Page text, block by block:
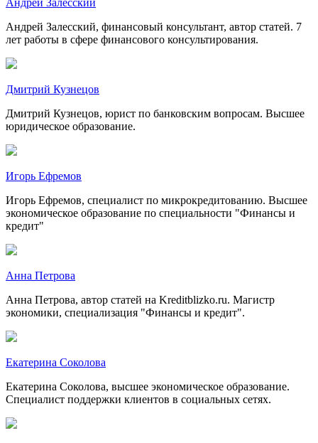
Андрей Залесский
Андрей Залесский, финансовый консультант, автор статей. 7
лет работы в сфере финансового консультирования.
Дмитрий Кузнецов
Дмитрий Кузнецов, юрист по банковским вопросам. Высшее
юридическое образование.
Игорь Ефремов
Игорь Ефремов, специалист по микрокредитованию. Высшее
экономическое образование по специальности "Финансы и
кредит"
Анна Петрова
Анна Петрова, автор статей на Kreditblizko.ru. Магистр
экономики, специализация "Финансы и кредит".
Екатерина Соколова
Екатерина Соколова, высшее экономическое образование.
Специалист поддержки клиентов в социальных сетях.